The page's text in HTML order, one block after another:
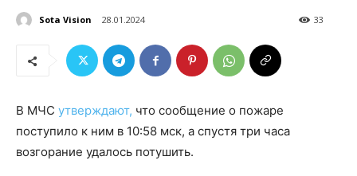
Sota Vision 28.01.2024 33
В МЧС утверждают, что сообщение о пожаре
поступило к ним в 10:58 мск, а спустя три часа
возгорание удалось потушить.